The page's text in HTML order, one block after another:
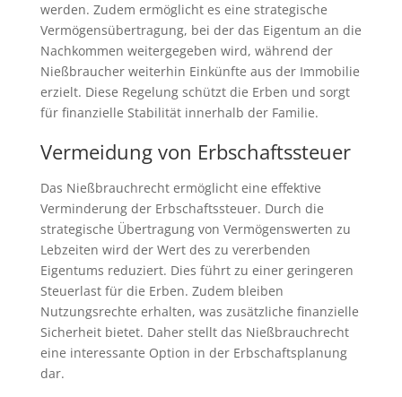
werden. Zudem ermöglicht es eine strategische
Vermögensübertragung, bei der das Eigentum an die
Nachkommen weitergegeben wird, während der
Nießbraucher weiterhin Einkünfte aus der Immobilie
erzielt. Diese Regelung schützt die Erben und sorgt
für finanzielle Stabilität innerhalb der Familie.
Vermeidung von Erbschaftssteuer
Das Nießbrauchrecht ermöglicht eine effektive
Verminderung der Erbschaftssteuer. Durch die
strategische Übertragung von Vermögenswerten zu
Lebzeiten wird der Wert des zu vererbenden
Eigentums reduziert. Dies führt zu einer geringeren
Steuerlast für die Erben. Zudem bleiben
Nutzungsrechte erhalten, was zusätzliche finanzielle
Sicherheit bietet. Daher stellt das Nießbrauchrecht
eine interessante Option in der Erbschaftsplanung
dar.